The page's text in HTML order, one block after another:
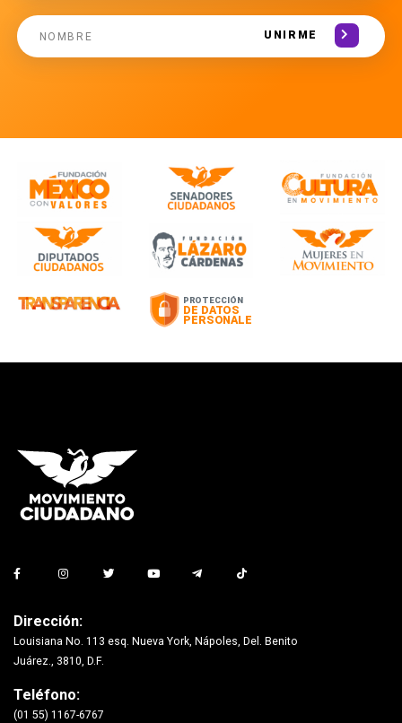
UNIRME
Dirección:
Louisiana No. 113 esq. Nueva York, Nápoles, Del. Benito
Juárez., 3810, D.F.
Teléfono:
(01 55) 1167-6767